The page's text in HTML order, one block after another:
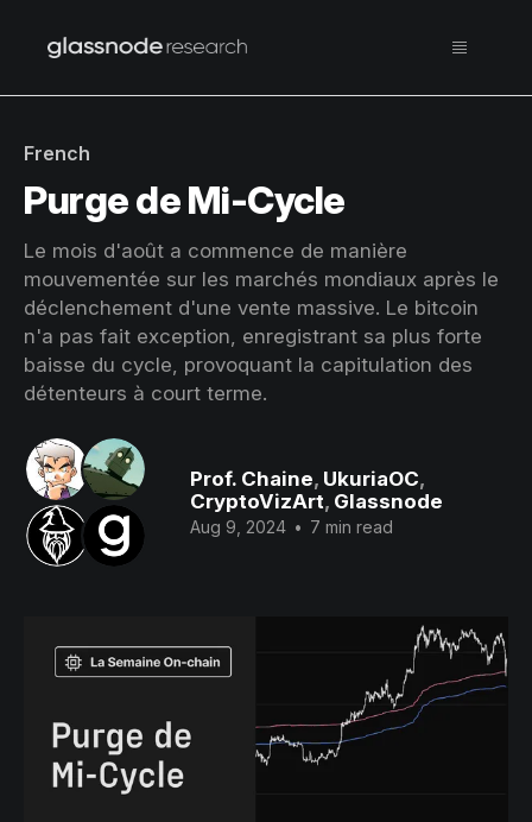
French
Purge de Mi-Cycle
Le mois d'août a commence de manière
mouvementée sur les marchés mondiaux après le
déclenchement d'une vente massive. Le bitcoin
n'a pas fait exception, enregistrant sa plus forte
baisse du cycle, provoquant la capitulation des
détenteurs à court terme.
Prof. Chaine, UkuriaOC,
CryptoVizArt, Glassnode
Aug 9, 2024 • 7 min read